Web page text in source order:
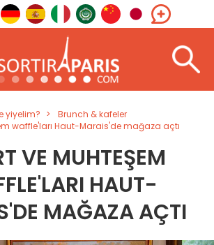
yiyelim?
Brunch & kafeler
waffle'ları Haut-Marais'de mağaza açtı
VE MUHTEŞEM
HAUT-
MAĞAZA AÇTI